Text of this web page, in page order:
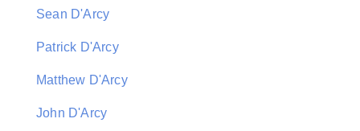
Sean D'Arcy
Patrick D'Arcy
Matthew D'Arcy
John D'Arcy